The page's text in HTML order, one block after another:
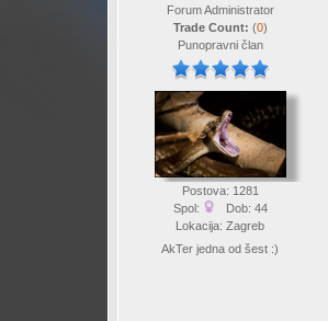
Forum Administrator
Trade Count: (0)
Punopravni član
Postova: 1281
Spol:
Dob: 44
Lokacija: Zagreb
AkTer jedna od šest :)